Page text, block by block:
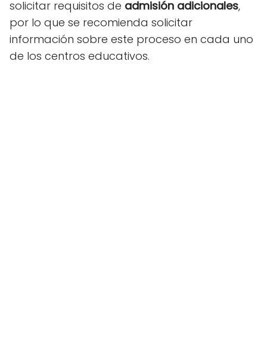
solicitar requisitos de admisión adicionales,
por lo que se recomienda solicitar
información sobre este proceso en cada uno
de los centros educativos.